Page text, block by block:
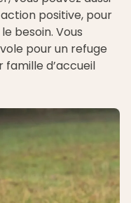
positive, pour
besoin. Vous
pour un refuge
famille d’accueil